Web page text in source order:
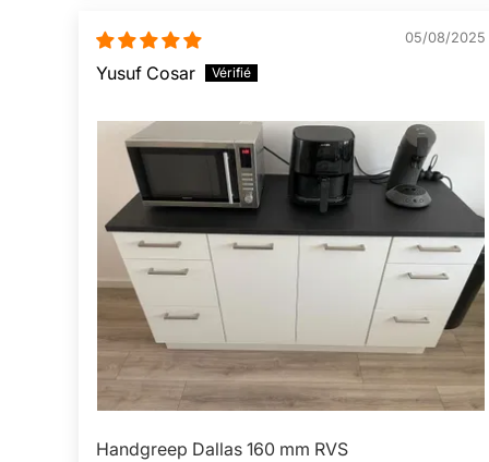
05/08/2025
Yusuf Cosar
Handgreep Dallas 160 mm RVS